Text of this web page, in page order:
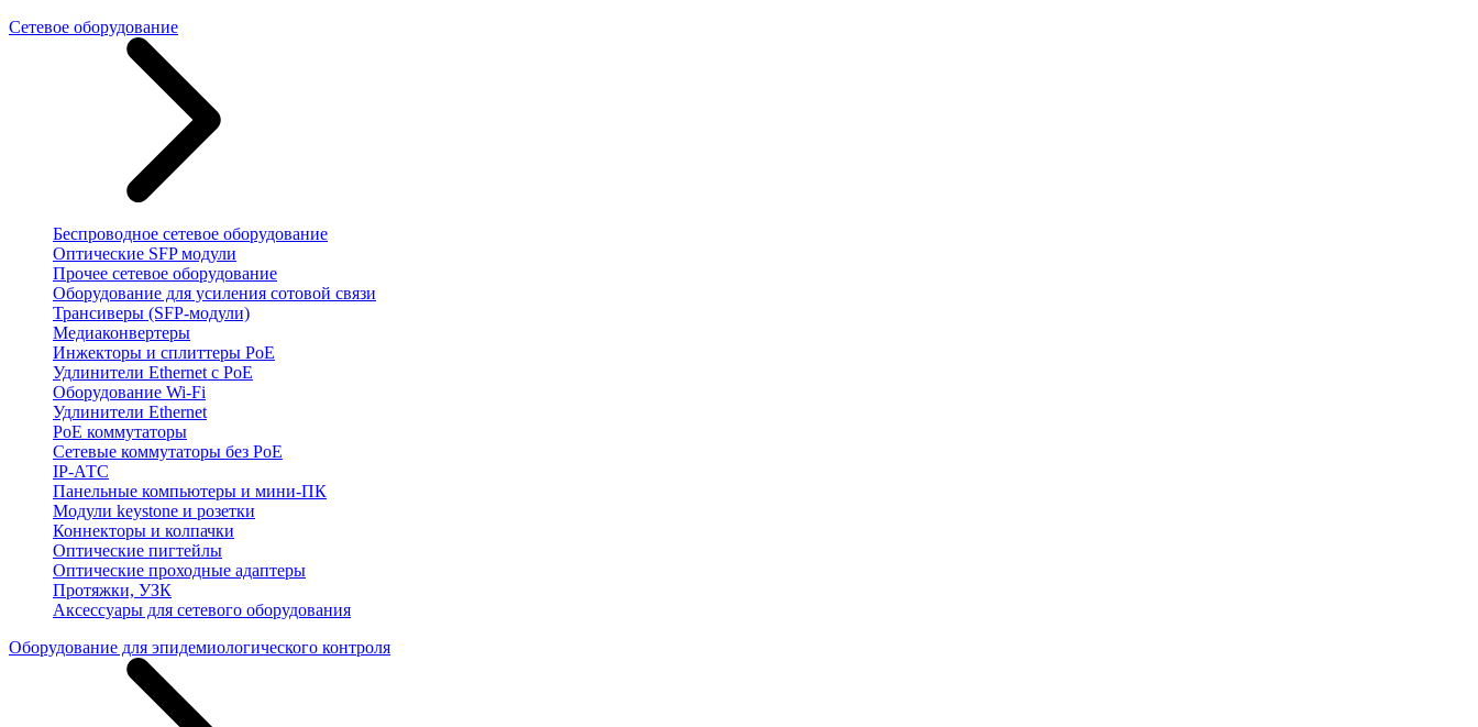
Сетевое оборудование
Беспроводное сетевое оборудование
Оптические SFP модули
Прочее сетевое оборудование
Оборудование для усиления сотовой связи
Трансиверы (SFP-модули)
Медиаконвертеры
Инжекторы и сплиттеры PoE
Удлинители Ethernet с PoE
Оборудование Wi-Fi
Удлинители Ethernet
PoE коммутаторы
Сетевые коммутаторы без PoE
IP-АТС
Панельные компьютеры и мини-ПК
Модули keystone и розетки
Коннекторы и колпачки
Оптические пигтейлы
Оптические проходные адаптеры
Протяжки, УЗК
Аксессуары для сетевого оборудования
Оборудование для эпидемиологического контроля